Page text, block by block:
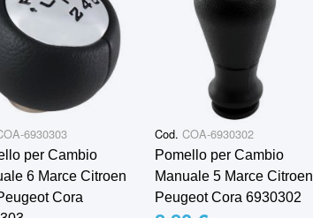
6930303
per Cambio
6 Marce Citroen
Cora
Cod. COA-6930302
Pomello per Cambio
Manuale 5 Marce Citroen
Peugeot Cora 6930302